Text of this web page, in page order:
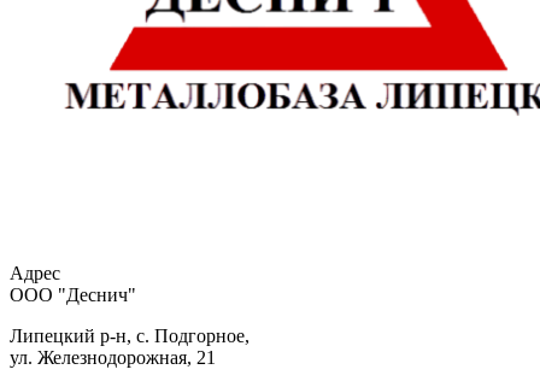
Адрес
ООО "Деснич"
Липецкий р-н, с. Подгорное,
ул. Железнодорожная, 21